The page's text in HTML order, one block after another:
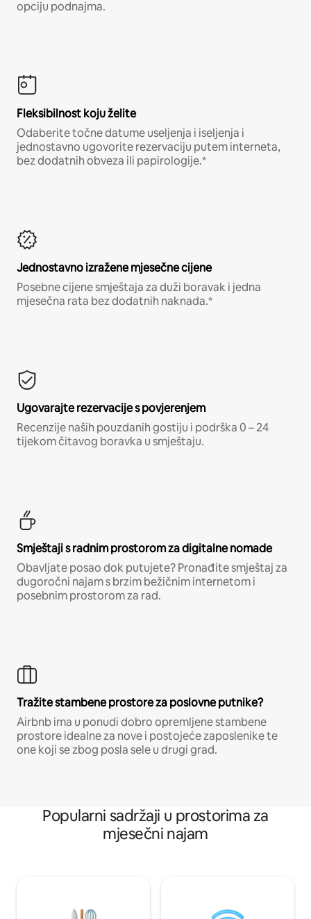
opciju podnajma.
Fleksibilnost koju želite
Odaberite točne datume useljenja i iseljenja i
jednostavno ugovorite rezervaciju putem interneta,
bez dodatnih obveza ili papirologije.*
Jednostavno izražene mjesečne cijene
Posebne cijene smještaja za duži boravak i jedna
mjesečna rata bez dodatnih naknada.*
Ugovarajte rezervacije s povjerenjem
Recenzije naših pouzdanih gostiju i podrška 0 – 24
tijekom čitavog boravka u smještaju.
Smještaji s radnim prostorom za digitalne nomade
Obavljate posao dok putujete? Pronađite smještaj za
dugoročni najam s brzim bežičnim internetom i
posebnim prostorom za rad.
Tražite stambene prostore za poslovne putnike?
Airbnb ima u ponudi dobro opremljene stambene
prostore idealne za nove i postojeće zaposlenike te
one koji se zbog posla sele u drugi grad.
Popularni sadržaji u prostorima za
mjesečni najam